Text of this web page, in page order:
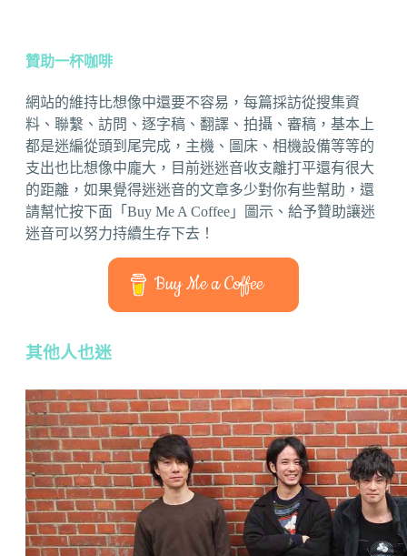
贊助一杯咖啡
網站的維持比想像中還要不容易，每篇採訪從搜集資
料、聯繫、訪問、逐字稿、翻譯、拍攝、審稿，基本上
都是迷編從頭到尾完成，主機、圖床、相機設備等等的
支出也比想像中龐大，目前迷迷音收支離打平還有很大
的距離，如果覺得迷迷音的文章多少對你有些幫助，還
請幫忙按下面「Buy Me A Coffee」圖示、給予贊助讓迷
迷音可以努力持續生存下去！
Buy Me a Coffee
其他人也迷